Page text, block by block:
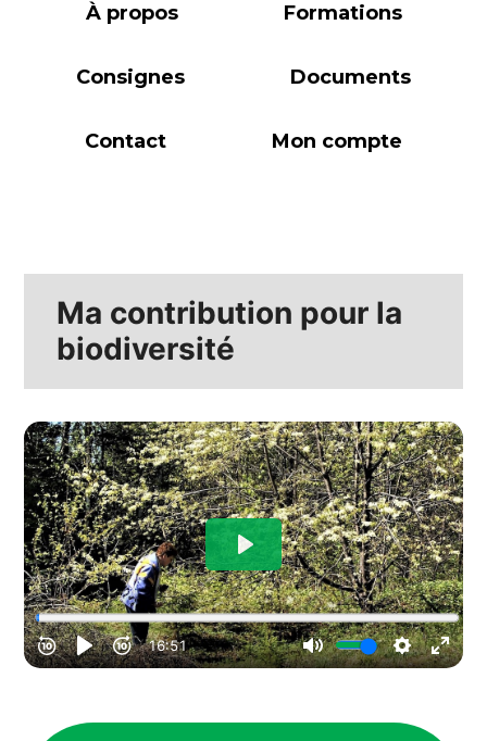
À propos Formations
Consignes Documents
Contact Mon compte
Ma contribution pour la
biodiversité